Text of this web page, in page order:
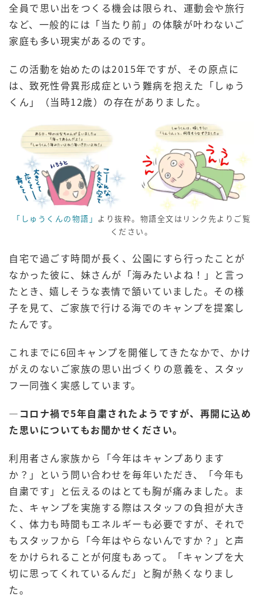
全員で思い出をつくる機会は限られ、運動会や旅行
など、一般的には「当たり前」の体験が叶わないご
家庭も多い現実があるのです。
この活動を始めたのは2015年ですが、その原点に
は、致死性骨異形成症という難病を抱えた「しゅう
くん」（当時12歳）の存在がありました。
「しゅうくんの物語」 より抜粋。物語全文はリンク先よりご覧
ください。
自宅で過ごす時間が長く、公園にすら行ったことが
なかった彼に、妹さんが「海みたいよね！」と言っ
たとき、嬉しそうな表情で頷いていました。その様
子を見て、ご家族で行ける海でのキャンプを提案し
たんです。
これまでに6回キャンプを開催してきたなかで、かけ
がえのないご家族の思い出づくりの意義を、スタッ
フ一同強く実感しています。
― コロナ禍で5年自粛されたようですが、再開に込め
た思いについてもお聞かせください。
利用者さん家族から「今年はキャンプあります
か？」という問い合わせを毎年いただき、「今年も
自粛です」と伝えるのはとても胸が痛みました。ま
た、キャンプを実施する際はスタッフの負担が大き
く、体力も時間もエネルギーも必要ですが、それで
もスタッフから「今年はやらないんですか？」と声
をかけられることが何度もあって。「キャンプを大
切に思ってくれているんだ」と胸が熱くなりまし
た。